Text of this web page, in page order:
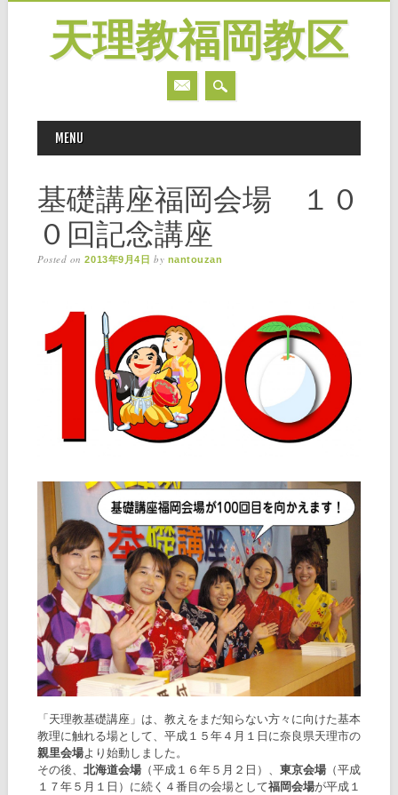
天理教福岡教区
MAIN MENU
MENU
基礎講座福岡会場 １０
０回記念講座
Posted on2013年9月4日 by nantouzan
「天理教基礎講座」は、教えをまだ知らない方々に向けた基本
教理に触れる場として、平成１５年４月１日に奈良県天理市の
親里会場より始動しました。
その後、 北海道会場（平成１６年５月２日）、 東京会場（平成
１７年５月１日）に続く４番目の会場として福岡会場が平成１